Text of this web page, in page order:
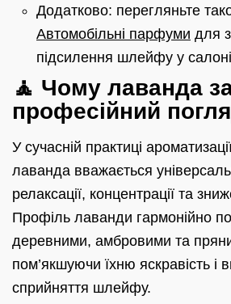
Додатково: перегляньте
Автомобільні парфуми для
підсилення шлейфу у
🧘 Чому лаванда
професійний
У сучасній практиці
лаванда вважається
релаксації, концентрації та
Профіль лаванди гармонійно
деревними, амбровими та
пом’якшуючи їхню яскравість і
сприйняття шлейфу.